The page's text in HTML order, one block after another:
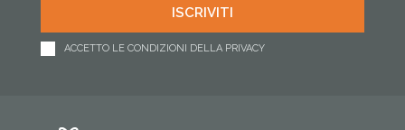
ACCETTO LE CONDIZIONI DELLA PRIVACY